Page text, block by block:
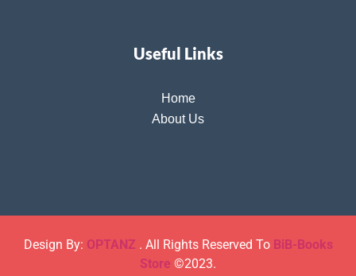
Useful Links
Home
About Us
Design By: OPTANZ . All Rights Reserved To BiB-Books
Store ©2023.